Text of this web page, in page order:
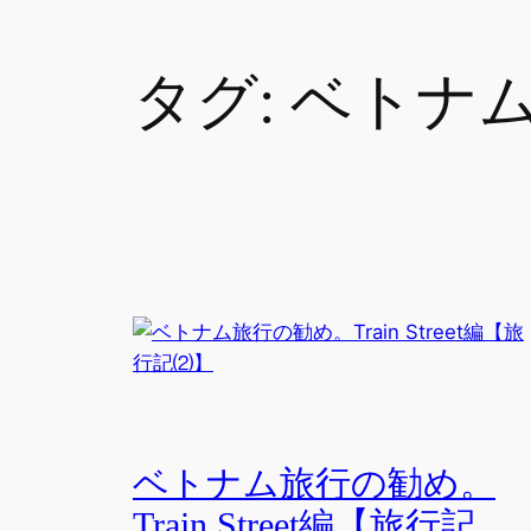
タグ: ベトナ
ベトナム旅行の勧め。